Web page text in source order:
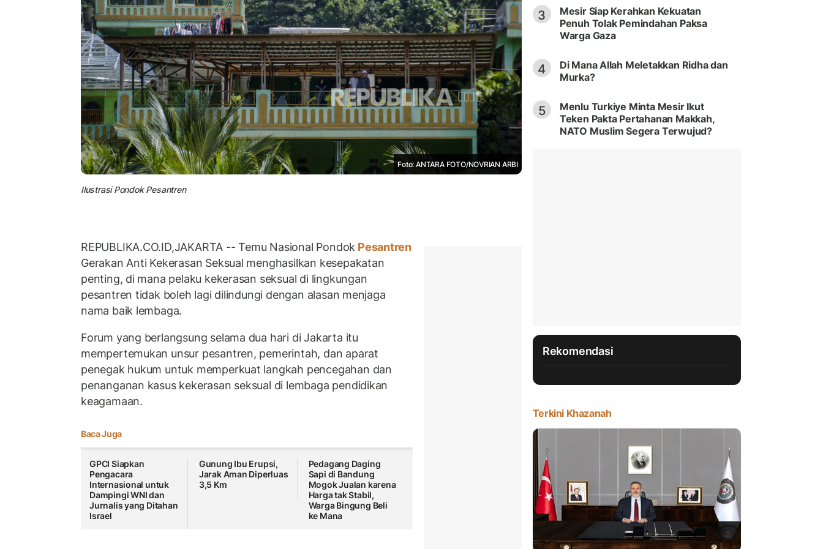
Foto: ANTARA FOTO/NOVRIAN ARBI
Ilustrasi Pondok Pesantren
REPUBLIKA.CO.ID,JAKARTA -- Temu Nasional Pondok Pesantren
Gerakan Anti Kekerasan Seksual menghasilkan kesepakatan
penting, di mana pelaku kekerasan seksual di lingkungan
pesantren tidak boleh lagi dilindungi dengan alasan menjaga
nama baik lembaga.
Forum yang berlangsung selama dua hari di Jakarta itu
mempertemukan unsur pesantren, pemerintah, dan aparat
penegak hukum untuk memperkuat langkah pencegahan dan
penanganan kasus kekerasan seksual di lembaga pendidikan
keagamaan.
Baca Juga
GPCI Siapkan
Pengacara
Internasional untuk
Dampingi WNI dan
Jurnalis yang Ditahan
Israel
Gunung Ibu Erupsi,
Jarak Aman Diperluas
3,5 Km
Pedagang Daging
Sapi di Bandung
Mogok Jualan karena
Harga tak Stabil,
Warga Bingung Beli
ke Mana
3
Mesir Siap Kerahkan Kekuatan
Penuh Tolak Pemindahan Paksa
Warga Gaza
4
Di Mana Allah Meletakkan Ridha dan
Murka?
5
Menlu Turkiye Minta Mesir Ikut
Teken Pakta Pertahanan Makkah,
NATO Muslim Segera Terwujud?
Rekomendasi
Terkini Khazanah